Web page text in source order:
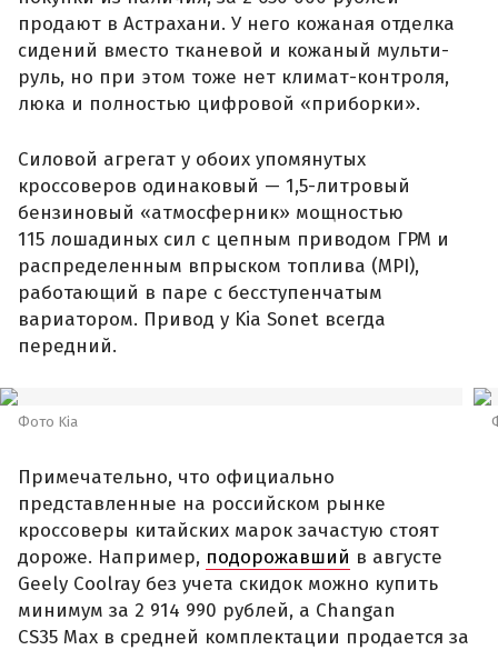
продают в Астрахани. У него кожаная отделка
сидений вместо тканевой и кожаный мульти-
руль, но при этом тоже нет климат-контроля,
люка и полностью цифровой «приборки».
Силовой агрегат у обоих упомянутых
кроссоверов одинаковый — 1,5-литровый
бензиновый «атмосферник» мощностью
115 лошадиных сил с цепным приводом ГРМ и
распределенным впрыском топлива (MPI),
работающий в паре с бесступенчатым
вариатором. Привод у Kia Sonet всегда
передний.
Фото Kia
Примечательно, что официально
представленные на российском рынке
кроссоверы китайских марок зачастую стоят
дороже. Например, подорожавший в августе
Geely Coolray без учета скидок можно купить
минимум за 2 914 990 рублей, а Changan
CS35 Max в средней комплектации продается за